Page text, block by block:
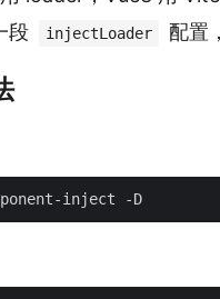
段 injectLoader 配置